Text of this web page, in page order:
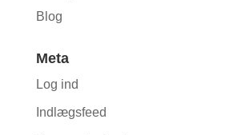
Blog
Meta
Log ind
Indlægsfeed